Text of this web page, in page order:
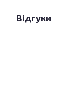
Відгуки